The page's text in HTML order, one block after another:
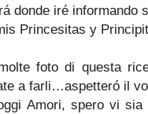
donde iré informando
Princesitas y
foto di questa
a farli…aspetteró il
Amori, spero vi